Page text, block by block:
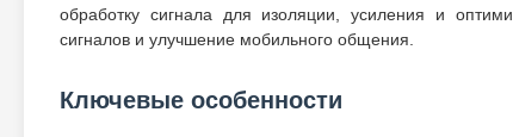
обработку сигнала для изоляции, усиления и
сигналов и улучшение мобильного общения.
Ключевые особенности